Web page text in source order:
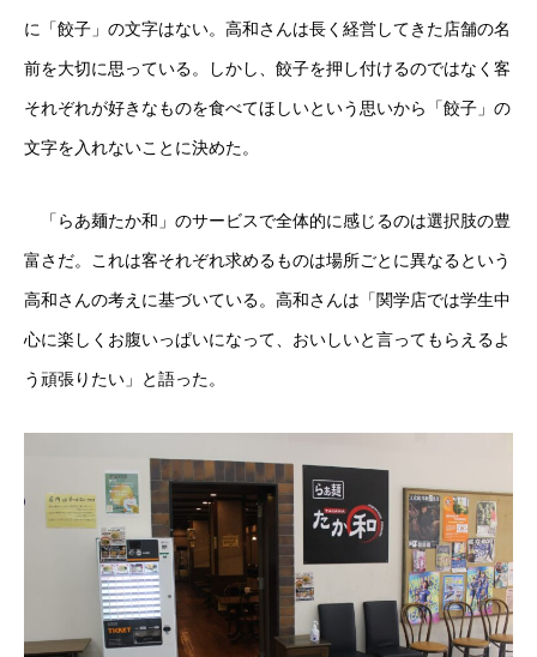
に「餃子」の文字はない。高和さんは長く経営してきた店舗の名
前を大切に思っている。しかし、餃子を押し付けるのではなく客
それぞれが好きなものを食べてほしいという思いから「餃子」の
文字を入れないことに決めた。
「らあ麺たか和」のサービスで全体的に感じるのは選択肢の豊
富さだ。これは客それぞれ求めるものは場所ごとに異なるという
高和さんの考えに基づいている。高和さんは「関学店では学生中
心に楽しくお腹いっぱいになって、おいしいと言ってもらえるよ
う頑張りたい」と語った。